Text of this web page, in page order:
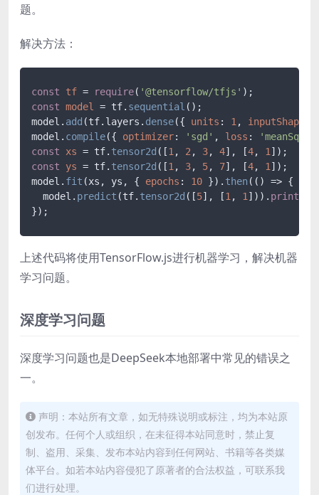
题。
解决方法：
const tf = require( '@tensorflow/tfjs'
const model = tf. sequential ();
model. add (tf.layers. dense({ units : 1 , inputShape
model. compile({ optimizer: 'sgd' , loss :
const
xs = tf. tensor2d ([1 , 2 , 3, 4], [4, 1
const
ys = tf. tensor2d ([1 , 3, 5, 7], [4, 1 ]);
model. fit (xs, ys, { epochs : 10 }). then(() => {
  model.
predict (tf. tensor2d ([5], [1 , 1 ])). print
上述代码将使用TensorFlow.js进行机器学习，解决机器
学习问题。
深度学习问题
深度学习问题也是DeepSeek本地部署中常见的错误之
一。
声明：本站所有文章，如无特殊说明或标注，均为本站原
创发布。任何个人或组织，在未征得本站同意时，禁止复
制、盗用、采集、发布本站内容到任何网站、书籍等各类媒
体平台。如若本站内容侵犯了原著者的合法权益，可联系我
们进行处理。